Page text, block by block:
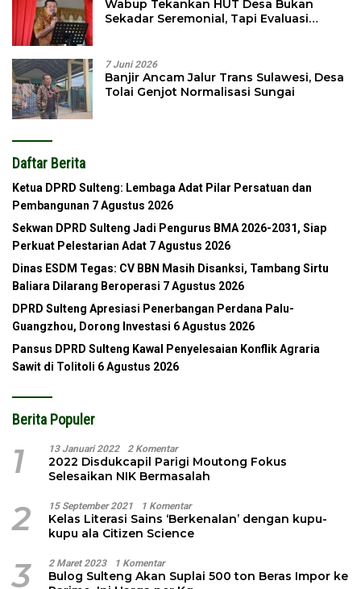
Wabup Tekankan HUT Desa Bukan
Sekadar Seremonial, Tapi Evaluasi
7 Juni 2026
Banjir Ancam Jalur Trans Sulawesi, Desa
Tolai Genjot Normalisasi Sungai
Daftar Berita
Ketua DPRD Sulteng: Lembaga Adat Pilar Persatuan dan
Pembangunan 7 Agustus 2026
Sekwan DPRD Sulteng Jadi Pengurus BMA 2026-2031, Siap
Perkuat Pelestarian Adat 7 Agustus 2026
Dinas ESDM Tegas: CV BBN Masih Disanksi, Tambang Sirtu
Baliara Dilarang Beroperasi 7 Agustus 2026
DPRD Sulteng Apresiasi Penerbangan Perdana Palu-
Guangzhou, Dorong Investasi 6 Agustus 2026
Pansus DPRD Sulteng Kawal Penyelesaian Konflik Agraria
Sawit di Tolitoli 6 Agustus 2026
Berita Populer
1 13 Januari 2022 2 Komentar
2022 Disdukcapil Parigi Moutong Fokus
Selesaikan NIK Bermasalah
2 15 September 2021 1 Komentar
Kelas Literasi Sains ‘Berkenalan’ dengan kupu-
kupu ala Citizen Science
3 2 Maret 2023 1 Komentar
Bulog Sulteng Akan Suplai 500 ton Beras Impor ke